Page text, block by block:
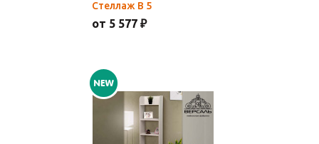
Стеллаж В 5
от 5 577 ₽